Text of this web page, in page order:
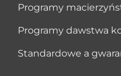
Programy
Programy dawstwa
Standardowe a